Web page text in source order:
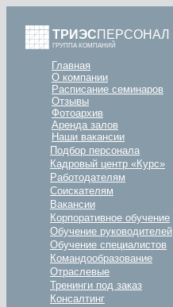
ТРИЭСПЕРСОНАЛ
ГРУППА КОМПАНИЙ
Главная
О компании
Расписание семинаров
Отзывы
Фотоархив
Аренда залов
Наши вакансии
Подбор персонала
Кадровый центр «Курс»
Работодателям
Соискателям
Вакансии
Корпоративное обучение
Обучение руководителей
Обучение специалистов
Командообразование
Отраслевые
Тренинги под заказ
Консалтинг